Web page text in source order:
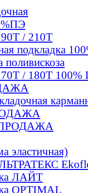
/ 210Т
подкладка
поливискоза
/ 180Т 100%
эластичная)
ЛАЙТ
OPTIMAL